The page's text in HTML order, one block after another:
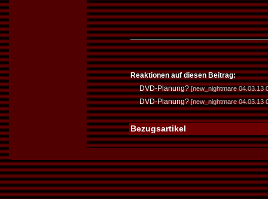
Reaktionen auf diesen Beitrag:
DVD-Planung? [new_nightmare 04.03.13
DVD-Planung? [new_nightmare 04.03.13
Bezugsartikel